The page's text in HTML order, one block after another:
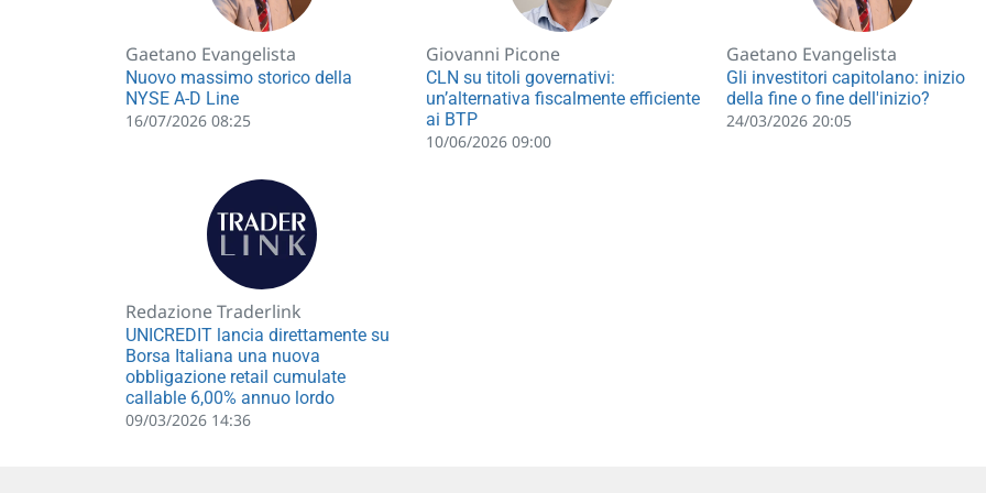
Gaetano Evangelista
Nuovo massimo storico della
NYSE A-D Line
16/07/2026 08:25
Giovanni Picone
CLN su titoli governativi:
un’alternativa fiscalmente efficiente
ai BTP
10/06/2026 09:00
Gaetano Evangelista
Gli investitori capitolano: inizio
della fine o fine dell'inizio?
24/03/2026 20:05
Redazione Traderlink
UNICREDIT lancia direttamente su
Borsa Italiana una nuova
obbligazione retail cumulate
callable 6,00% annuo lordo
09/03/2026 14:36